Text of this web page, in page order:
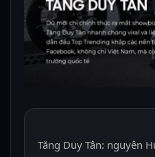
Tăng Duy Tân: nguyên